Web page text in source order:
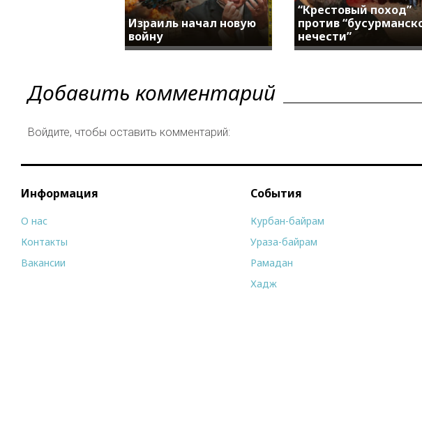
Израиль начал новую
войну
“Крестовый поход”
против
нечести”
Добавить комментарий
Войдите, чтобы оставить комментарий:
Информация
О нас
Контакты
Вакансии
События
Курбан-байрам
Ураза-байрам
Рамадан
Хадж